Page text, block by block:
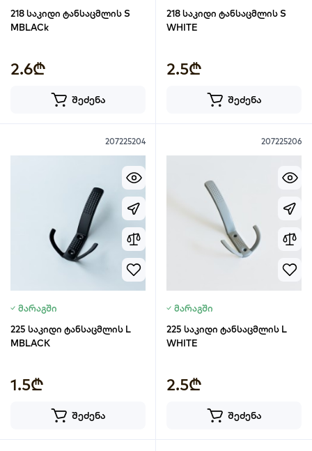
218 საკიდი ტანსაცმლის S
MBLACk
2.6₾
შეძენა
218 საკიდი ტანსაცმლის S
WHITE
2.5₾
შეძენა
207225204
მარაგში
225 საკიდი ტანსაცმლის L
MBLACK
1.5₾
შეძენა
207225206
მარაგში
225 საკიდი ტანსაცმლის L
WHITE
2.5₾
შეძენა